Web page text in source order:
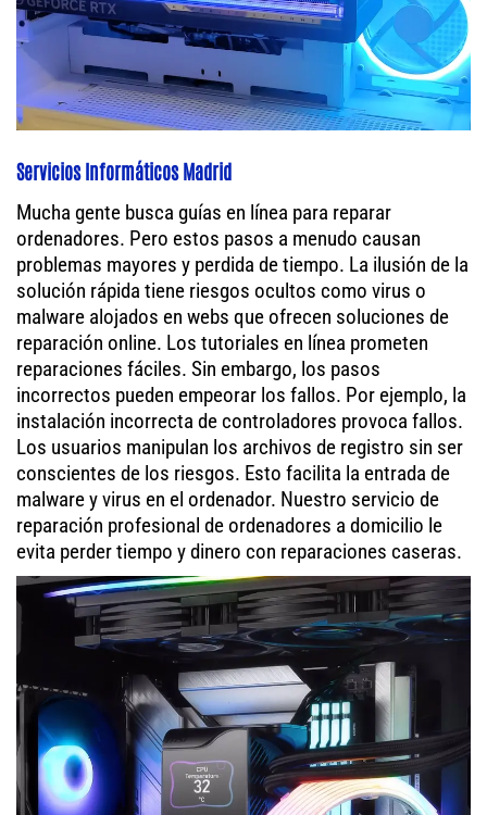
Servicios Informáticos Madrid
Mucha gente busca guías en línea para reparar
ordenadores. Pero estos pasos a menudo causan
problemas mayores y perdida de tiempo. La ilusión de la
solución rápida tiene riesgos ocultos como virus o
malware alojados en webs que ofrecen soluciones de
reparación online. Los tutoriales en línea prometen
reparaciones fáciles. Sin embargo, los pasos
incorrectos pueden empeorar los fallos. Por ejemplo, la
instalación incorrecta de controladores provoca fallos.
Los usuarios manipulan los archivos de registro sin ser
conscientes de los riesgos. Esto facilita la entrada de
malware y virus en el ordenador. Nuestro servicio de
reparación profesional de ordenadores a domicilio le
evita perder tiempo y dinero con reparaciones caseras.